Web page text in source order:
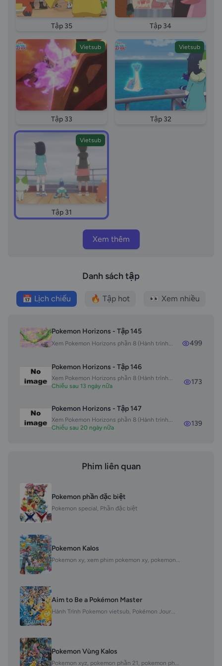
Tập 35 Tập 34
Vietsub
Tập 33
Vietsub
Tập 32
Vietsub
Tập 31
Xem thêm
Danh sách tập
📅 Lịch chiếu 🔥 Tập hot 👀 Xem nhiều
Pokemon Horizons - Tập 145
Xem Pokemon Horizons phần 8 (Hành trình... 499
Pokemon Horizons - Tập 146
Xem Pokemon Horizons phần 8 (Hành trình...
Chiếu sau 13 ngày nữa
173
Pokemon Horizons - Tập 147
Xem Pokemon Horizons phần 8 (Hành trình...
Chiếu sau 20 ngày nữa
139
Phim liên quan
Pokemon phần đặc biệt
Pokemon special, Phần đặc biệt
Pokemon Kalos
Pokemon xy, xem phim pokemon xy, pokemon...
Aim to Be a Pokémon Master
Hành Trình Pokemon vietsub, Pokémon Jour...
Pokemon Vùng Kalos
Pokemon xyz, pokemon phần 21, pokemon ph...